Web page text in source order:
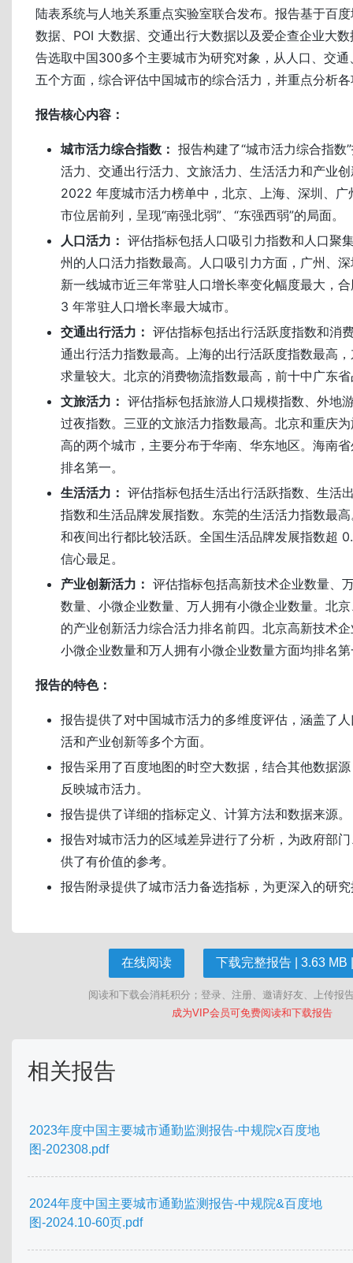
陆表系统与人地关系重点实验室联合发布。报告基于百
数据、POI 大数据、交通出行大数据以及爱企查企业大
告选取中国300多个主要城市为研究对象，从人口、交
五个方面，综合评估中国城市的综合活力，并重点分析
报告核心内容：
城市活力综合指数： 报告构建了“城市活力综合指数
活力、交通出行活力、文旅活力、生活活力和产业
2022 年度城市活力榜单中，北京、上海、深圳、广
市位居前列，呈现“南强北弱”、“东强西弱”的局面。
人口活力： 评估指标包括人口吸引力指数和人口聚
州的人口活力指数最高。人口吸引力方面，广州、
新一线城市近三年常驻人口增长率变化幅度最大，
3 年常驻人口增长率最大城市。
交通出行活力： 评估指标包括出行活跃度指数和消
通出行活力指数最高。上海的出行活跃度指数最高
求量较大。北京的消费物流指数最高，前十中广东
文旅活力： 评估指标包括旅游人口规模指数、外地
过夜指数。三亚的文旅活力指数最高。北京和重庆
高的两个城市，主要分布于华南、华东地区。海南
排名第一。
生活活力： 评估指标包括生活出行活跃指数、生活
指数和生活品牌发展指数。东莞的生活活力指数最
和夜间出行都比较活跃。全国生活品牌发展指数超
信心最足。
产业创新活力： 评估指标包括高新技术企业数量、
数量、小微企业数量、万人拥有小微企业数量。北
的产业创新活力综合活力排名前四。北京高新技术
小微企业数量和万人拥有小微企业数量方面均排名
报告的特色：
报告提供了对中国城市活力的多维度评估，涵盖了
活和产业创新等多个方面。
报告采用了百度地图的时空大数据，结合其他数据
反映城市活力。
报告提供了详细的指标定义、计算方法和数据来源。
报告对城市活力的区域差异进行了分析，为政府部
供了有价值的参考。
报告附录提供了城市活力备选指标，为更深入的研
在线阅读 下载完整报告 | 3.63 MB
阅读和下载会消耗积分；登录、注册、邀请好友、上传报
成为VIP会员可免费阅读和下载报告
相关报告
2023年度中国主要城市通勤监测报告-中规院x百度地
图-202308.pdf
2024年度中国主要城市通勤监测报告-中规院&百度地
图-2024.10-60页.pdf